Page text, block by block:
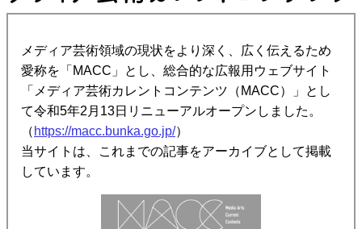
メディア芸術領域の現状をより深く、広く伝えるため
愛称を「MACC」とし、総合的な広報用ウェブサイト
「メディア芸術カレントコンテンツ（MACC）」とし
て令和5年2月13日リニューアルオープンしました。
（ https://macc.bunka.go.jp/）
当サイトは、これまでの記事をアーカイブとして掲載
しています。